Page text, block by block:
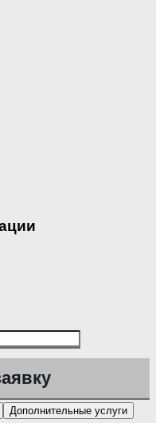
Дополнительные услуги